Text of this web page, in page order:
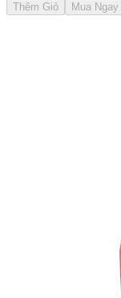
Thêm Giỏ Mua Ngay